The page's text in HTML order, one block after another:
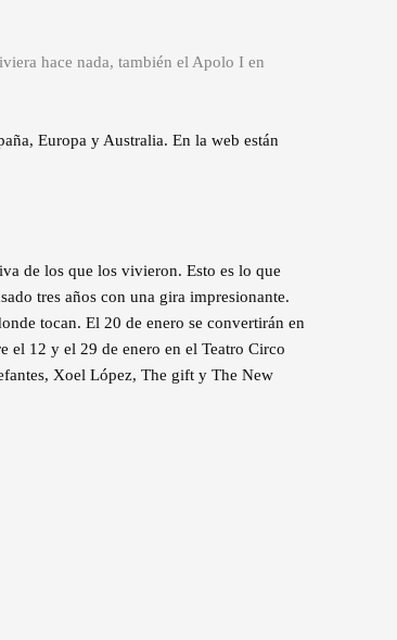
hace nada, también el Apolo I en
Europa y Australia. En la web están
de los que los vivieron. Esto es lo que
tres años con una gira impresionante.
tocan. El 20 de enero se convertirán en
el 12 y el 29 de enero en el Teatro Circo
Xoel López, The gift y The New